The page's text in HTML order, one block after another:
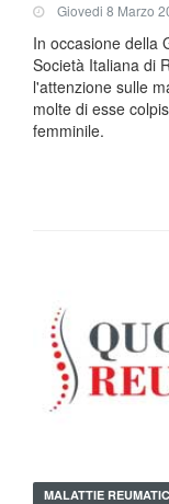
Giovedi 8 Marzo
In occasione della
Società Italiana di
l'attenzione sulle
molte di esse
femminile.
MALATTIE